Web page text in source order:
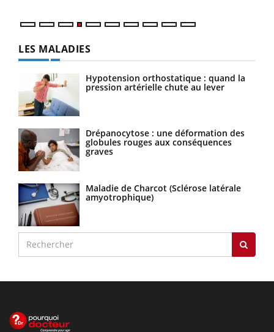
LES MALADIES
Hypotension orthostatique : quand la
pression artérielle chute au lever
Drépanocytose : une déformation des
globules rouges aux conséquences
graves
Maladie de Charcot (Sclérose latérale
amyotrophique)